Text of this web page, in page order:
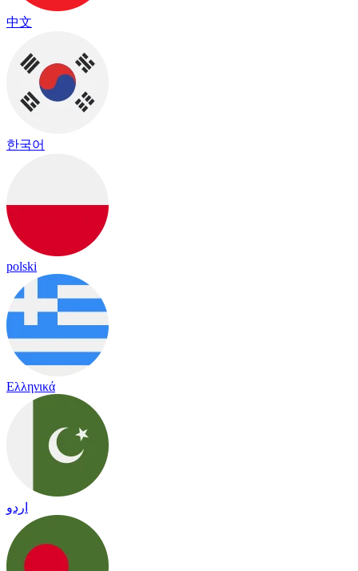
中文
한국어
polski
Ελληνικά
اردو